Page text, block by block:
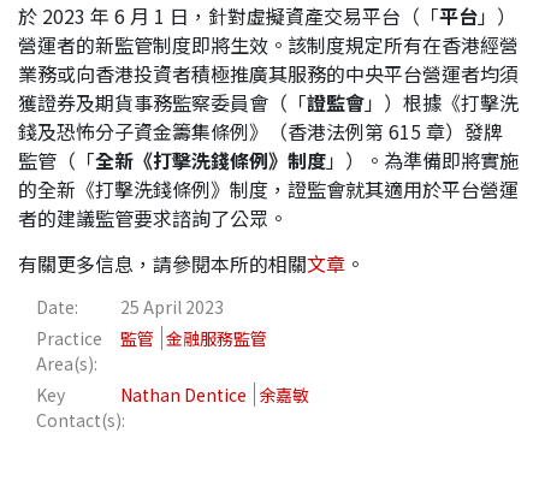
業務領域
我們的團隊
社區投入
應屆畢業生招聘
聯絡我們
於 2023 年 6 月 1 日，針對虛擬資產交易平台（「平台」）
營運者的新監管制度即將生效。該制度規定所有在香港經營
業務或向香港投資者積極推廣其服務的中央平台營運者均須
獲證券及期貨事務監察委員會（「證監會」）根據《打擊洗
錢及恐怖分子資金籌集條例》（香港法例第 615 章）發牌
監管（「全新《打擊洗錢條例》制度」）。為準備即將實施
的全新《打擊洗錢條例》制度，證監會就其適用於平台營運
者的建議監管要求諮詢了公眾。
有關更多信息，請參閱本所的相關文章 。
Date:
25 April 2023
Practice
Area(s):
監管 金融服務監管
Key
Contact(s):
Nathan Dentice 余嘉敏